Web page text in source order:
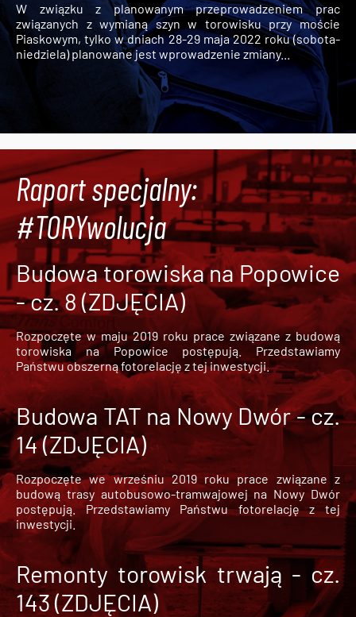
W związku z planowanym przeprowadzeniem prac
związanych z wymianą szyn w torowisku przy moście
Piaskowym, tylko w dniach 28-29 maja 2022 roku (sobota-
niedziela) planowane jest wprowadzenie zmiany...
Raport specjalny:
#TORYwolucja
Budowa torowiska na Popowice
- cz. 8 (ZDJĘCIA)
Rozpoczęte w maju 2019 roku prace związane z budową
torowiska na Popowice
postępują. Przedstawiamy
Państwu obszerną fotorelację z tej inwestycji.
Budowa TAT na Nowy Dwór - cz.
14 (ZDJĘCIA)
Rozpoczęte we wrześniu 2019 roku prace związane z
budową trasy autobusowo-tramwajowej na Nowy Dwór
postępują. Przedstawiamy Państwu fotorelację z tej
inwestycji.
Remonty torowisk trwają - cz.
143 (ZDJĘCIA)